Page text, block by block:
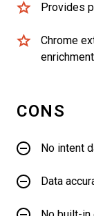
Provides
Chrome
enrichment
CONS
No intent
Data